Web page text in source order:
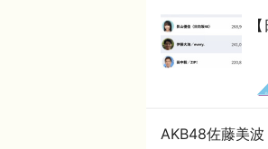
AKB48佐藤美波